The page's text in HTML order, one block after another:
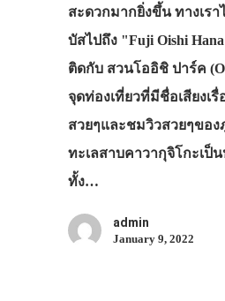
สะดวกมากยิ่งขึ้น ทางเร
บัสไปถึง "Fuji Oishi
ติดกับ สวนโออิชิ ปาร์ค
จุดท่องเที่ยวที่มีชื่อเสียงเ
สวยๆและชมวิวสวยๆของ
ทะเลสาบคาวากุจิโกะเป็
ทั้ง…
admin
January 9, 2022